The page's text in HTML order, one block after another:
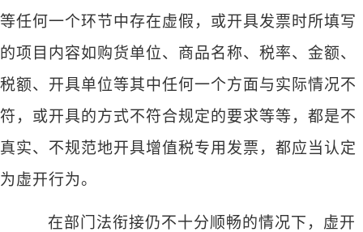
等任何一个环节中存在虚假，或开具发票时所填写
的项目内容如购货单位、商品名称、税率、金额、
税额、开具单位等其中任何一个方面与实际情况不
符，或开具的方式不符合规定的要求等等，都是不
真实、不规范地开具增值税专用发票，都应当认定
为虚开行为。
在部门法衔接仍不十分顺畅的情况下，虚开